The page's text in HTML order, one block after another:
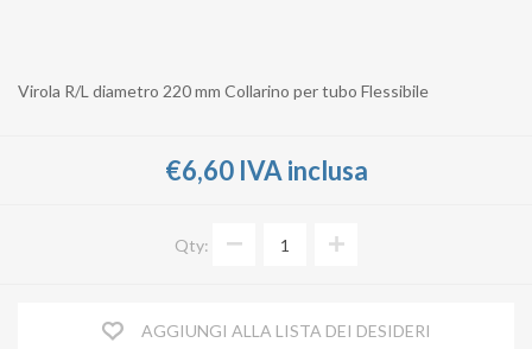
Virola R/L diametro 220 mm Collarino per tubo Flessibile
€6,60 IVA inclusa
Qty:
AGGIUNGI ALLA LISTA DEI DESIDERI